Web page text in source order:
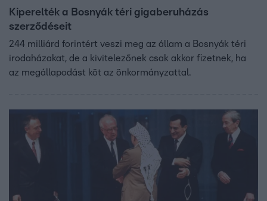
Kiperelték a Bosnyák téri gigaberuházás
szerződéseit
244 milliárd forintért veszi meg az állam a Bosnyák téri
irodaházakat, de a kivitelezőnek csak akkor fizetnek, ha
az megállapodást köt az önkormányzattal.